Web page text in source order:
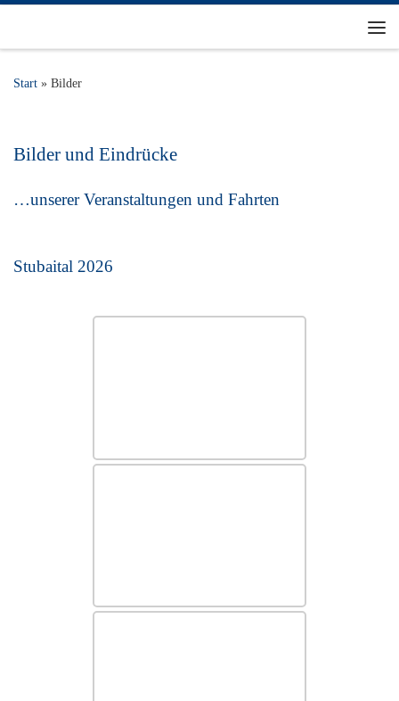
Start » Bilder
Bilder und Eindrücke
…unserer Veranstaltungen und Fahrten
Stubaital 2026